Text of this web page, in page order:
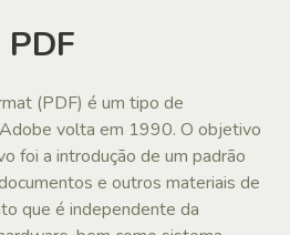
PDF
(PDF) é um tipo de
volta em 1990. O objetivo
foi a introdução de um padrão
e outros materiais de
que é independente da